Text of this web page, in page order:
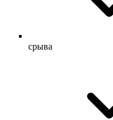
срыва